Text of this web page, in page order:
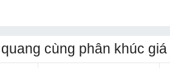
cùng phân khúc giá